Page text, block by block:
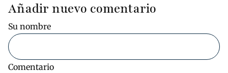
Añadir nuevo comentario
Su nombre
Comentario